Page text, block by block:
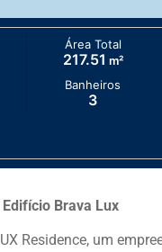
Área Total
217.51 m²
Banheiros
3
Brava Lux
Residence, um